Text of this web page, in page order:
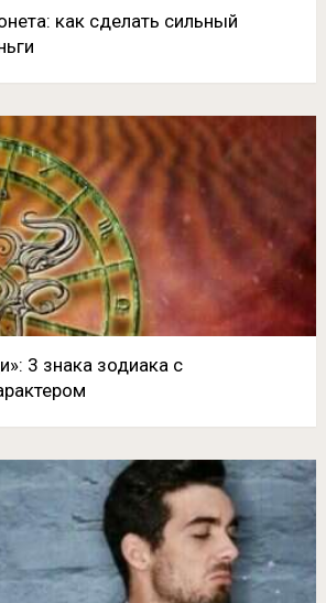
как сделать сильный
3 знака зодиака с